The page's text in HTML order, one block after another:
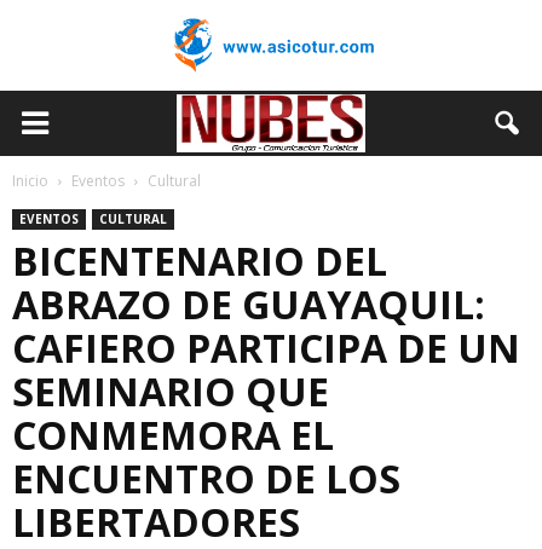
Inicio Eventos Cultural
EVENTOS CULTURAL
BICENTENARIO DEL
ABRAZO DE GUAYAQUIL:
CAFIERO PARTICIPA DE UN
SEMINARIO QUE
CONMEMORA EL
ENCUENTRO DE LOS
LIBERTADORES